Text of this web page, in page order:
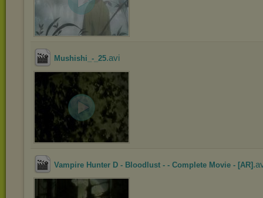
Mushishi_-_25.avi
Vampire Hunter D - Bloodlust - - Complete Movie - [AR]